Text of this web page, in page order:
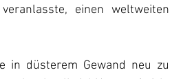
einen weltweiten
in düsterem Gewand neu zu